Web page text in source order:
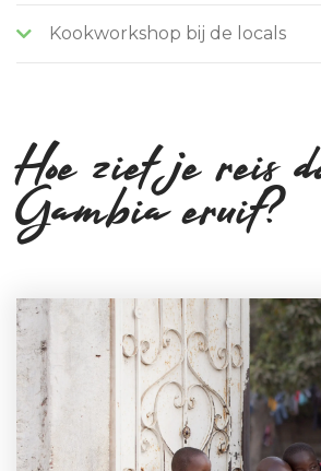
Kookworkshop bij de locals
Hoe ziet je reis
Gambia eruit?